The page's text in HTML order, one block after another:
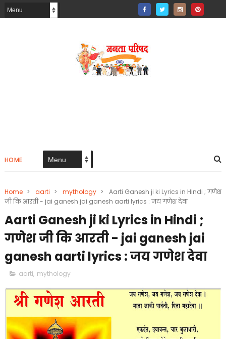
HOME
Home > aarti > mythology >
Aarti Ganesh ji ki Lyrics in Hindi ; गणेश
जी कि आरती - jai ganesh jai ganesh aarti lyrics : जय गणेश देवा
Aarti Ganesh ji ki Lyrics in Hindi ;
गणेश जी कि आरती - jai ganesh jai
ganesh aarti lyrics : जय गणेश देवा
aarti, mythology